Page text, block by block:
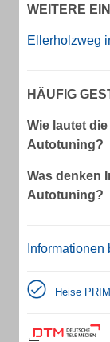
WEITERE
Ellerholzweg
HÄUFIG
Wie lautet
Autotuning?
Was denken
Autotuning?
Informationen
Heise